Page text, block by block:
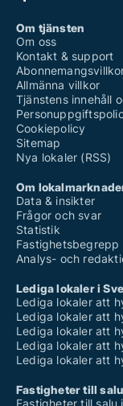
Om tjänsten
Om oss
Kontakt & support
Allmänna villkor
Tjänstens innehåll
Cookiepolicy
Sitemap
Nya lokaler (RSS)
Om
Data & insikter
Frågor och svar
Statistik
Fastighetsbegrepp
Analys- och
Lediga lokaler i
Lediga lokaler att
Lediga lokaler att
Lediga lokaler att
Lediga lokaler att
Lediga lokaler att
Fastigheter till
Fastigheter till salu